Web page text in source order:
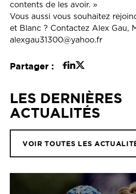
contents de les avoir. »
Vous aussi vous souhaitez
et Blanc ? Contactez Alex Gau,
alexgau31300@yahoo.fr
Partager :
LES DERNIÈRES
ACTUALITÉS
VOIR TOUTES LES